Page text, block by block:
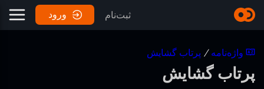
ثبت‌نام ورود
واژه‌نامه / پرتاب گشایش
پرتاب گشایش